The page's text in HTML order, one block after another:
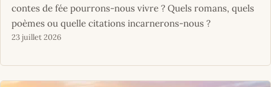
contes de fée pourrons-nous vivre ? Quels romans, quels
poèmes ou quelle citations incarnerons-nous ?
23 juillet 2026